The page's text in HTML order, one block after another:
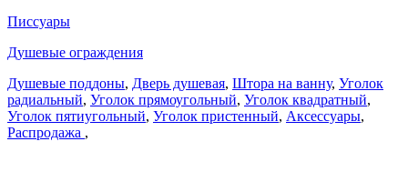
Писсуары
Душевые ограждения
Душевые поддоны, Дверь душевая, Штора на ванну, Уголок
радиальный, Уголок прямоугольный, Уголок квадратный,
Уголок пятиугольный, Уголок пристенный, Аксессуары,
Распродажа ,